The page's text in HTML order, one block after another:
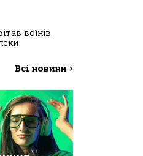
воїнів
Всі новини >